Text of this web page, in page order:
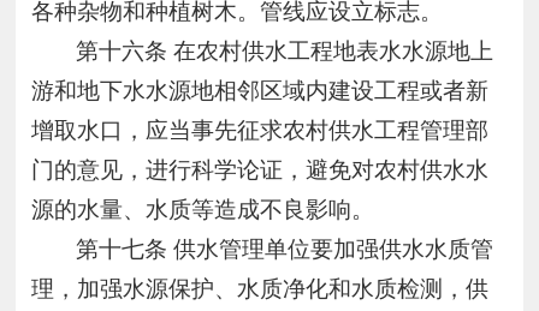
各种杂物和种植树木。管线应设立标志。
第十六条 在农村供水工程地表水水源地上
游和地下水水源地相邻区域内建设工程或者新
增取水口，应当事先征求农村供水工程管理部
门的意见，进行科学论证，避免对农村供水水
源的水量、水质等造成不良影响。
第十七条 供水管理单位要加强供水水质管
理，加强水源保护、水质净化和水质检测，供